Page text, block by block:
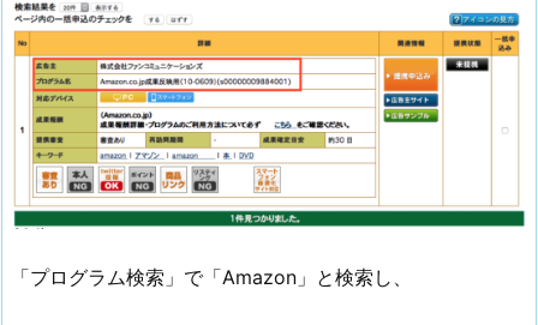
「プログラム検索」で「Amazon」と検索し、